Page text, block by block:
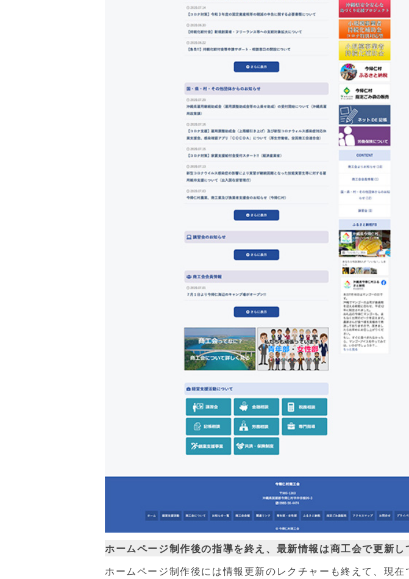
ホームページ制作後の指導を終え、最新情報は商工会で更新し
ホームページ制作後には情報更新のレクチャーも終えて、現